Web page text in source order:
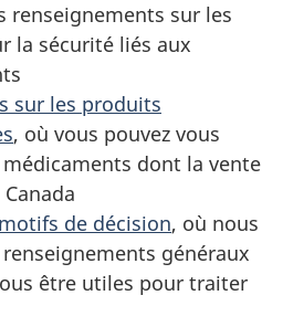
renseignements sur les
la sécurité liés aux
sur les produits
, où vous pouvez vous
dont la vente
de décision, où nous
généraux
être utiles pour traiter